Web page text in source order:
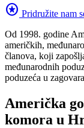
stars Pridružite nam
Od 1998. godine
američkih,
članova, koji
međunarodnih
poduzeća u
Američka
komora u